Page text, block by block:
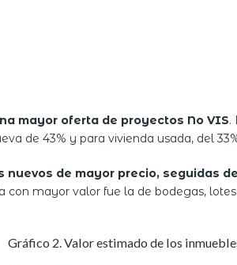
mayor oferta de proyectos No VIS.
de 43% y para vivienda usada, del
de mayor precio, seguidas
con mayor valor fue la de bodegas,
Gráfico 2. Valor estimado de los